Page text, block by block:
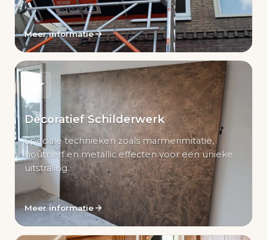
Meer informatie
Decoratief Schilderwerk
Speciale technieken zoals marmerimitatie,
houtnerf en metallic effecten voor een unieke
uitstraling.
Meer informatie